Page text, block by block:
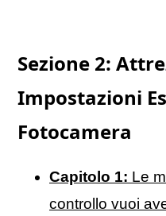
Sezione 2:
Impostazioni
Fotocamera
Capitolo 1: Le
controllo vuoi